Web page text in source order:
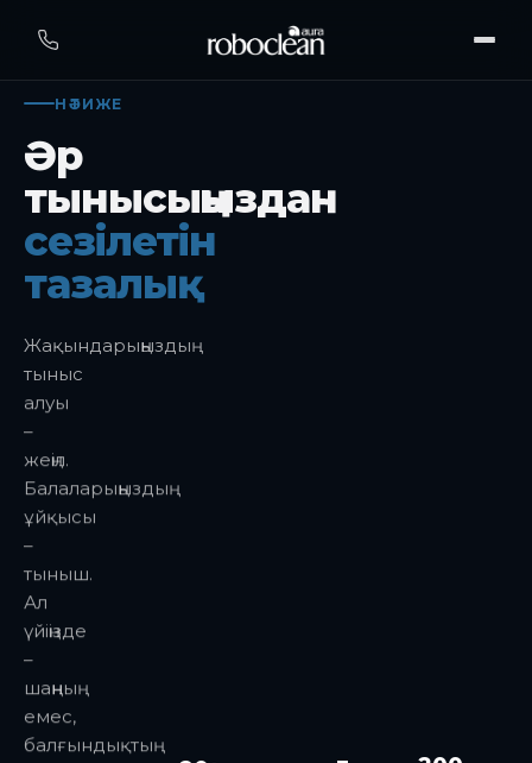
НӘТИЖЕ
Әр
тынысыңыздан
сезілетін
тазалық
Жақындарыңыздың
тыныс
алуы
–
жеңіл.
Балаларыңыздың
ұйқысы
–
тыныш.
Ал
үйіңізде
–
шаңның
емес,
балғындықтың